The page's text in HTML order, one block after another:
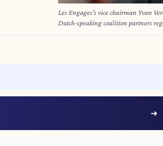
Les Engages's vice chairman Yvan
Dutch-speaking coalition partners
Monday 14 July 2025. More than a